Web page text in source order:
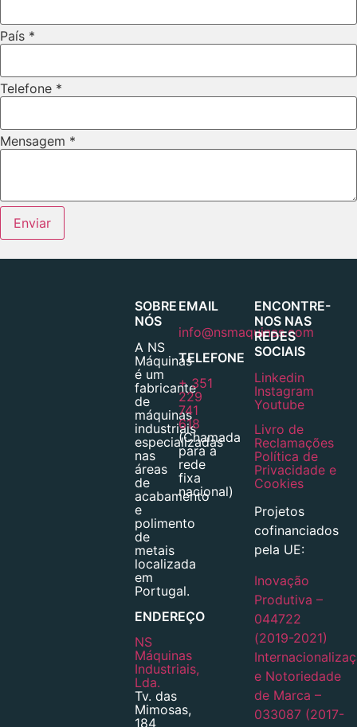
País *
Telefone *
Mensagem *
Enviar
SOBRE
NÓS
A NS
Máquinas
é um
fabricante
de
máquinas
industriais
especializadas
nas
áreas
de
acabamento
e
polimento
de
metais
localizada
em
Portugal.
ENDEREÇO
NS
Máquinas
Industriais,
Lda.
Tv. das
Mimosas,
184
EMAIL
info@nsmaquinas.com
TELEFONE
+ 351
229
741
618
(Chamada
para a
rede
fixa
nacional)
ENCONTRE-
NOS NAS
REDES
SOCIAIS
Linkedin
Instagram
Youtube
Livro de
Reclamações
Política de
Privacidade e
Cookies
Projetos
cofinanciados
pela UE:
Inovação
Produtiva –
044722
(2019-2021)
e Notoriedade
de Marca –
033087 (2017-